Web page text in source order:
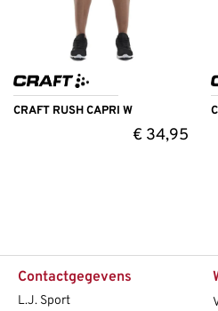
CRAFT RUSH CAPRI W
€34,95
Contactgegevens
L.J. Sport